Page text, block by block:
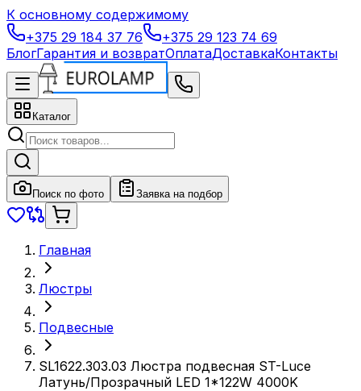
К основному содержимому
+375 29 184 37 76
+375 29 123 74 69
БлогГарантия и возвратОплатаДоставкаКонтакты
Каталог
Поиск по фото Заявка на подбор
Главная
Люстры
Подвесные
SL1622.303.03 Люстра подвесная ST-Luce
Латунь/Прозрачный LED 1*122W 4000K